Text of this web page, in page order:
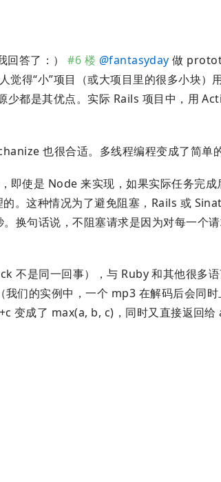
回答了：）#6 楼 @fantasyday 做
得“小”项目（或大项目里的很多小块）
少都是其优点。实际 Rails 项目中，用
也很合适。多线程编程变成了简单
即使是 Node 来实现，如果实际任务完
。这种情况为了避免阻塞，Rails 或
换句话说，不阻塞请求是因为对每一
不是同一回事），与 Ruby 和其他很多
们的实例中，一个 mp3 在解码后会同时
变成了 max(a, b, c)，同时又直接返回